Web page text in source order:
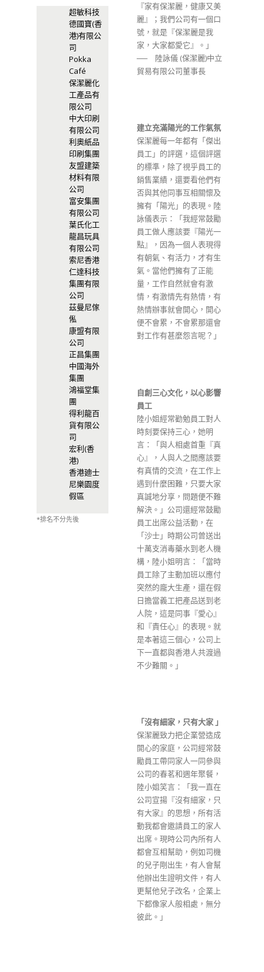
超敏科技
德國寶(香
港)有限公
司
Pokka
Café
保潔麗化
工產品有
限公司
中大印刷
有限公司
利奧紙品
印刷集團
友盟建築
材料有限
公司
富安集團
有限公司
葉氏化工
龍昌玩具
有限公司
索尼香港
仁達科技
集團有限
公司
茲曼尼傢
俬
康盟有限
公司
正昌集團
中國海外
集團
鴻福堂集
團
得利龍百
貨有限公
司
宏利(香
港)
香港廸士
尼樂園度
假區
*排名不分先後
『家有保潔麗，健康又美
麗』；我們公司有一個口
號，就是『保潔麗是我
家，大家都愛它』。」
── 陸詠儀 (保潔麗)中立
貿易有限公司董事長
建立充滿陽光的工作氣氛
保潔麗每一年都有「傑出
員工」的評選，這個評選
的標準，除了視乎員工的
銷售業績，還要看他們有
否與其他同事互相關懷及
擁有「陽光」的表現。陸
詠儀表示：「我經常鼓勵
員工做人應該要『陽光一
點』，因為一個人表現得
有朝氣、有活力，才有生
氣。當他們擁有了正能
量，工作自然就會有激
情，有激情先有熱情，有
熱情辦事就會開心，開心
便不會累，不會累那還會
對工作有甚麼怨言呢？」
自創三心文化，以心影響
員工
陸小姐經常勸勉員工對人
時刻要保持三心，她明
言：「與人相處首重『真
心』，人與人之間應該要
有真情的交流，在工作上
遇到什麼困難，只要大家
真誠地分享，問題便不難
解決。」公司還經常鼓勵
員工出席公益活動，在
「沙士」時期公司曾送出
十萬支消毒藥水到老人機
構，陸小姐明言：「當時
員工除了主動加班以應付
突然的龐大生產，還在假
日擔當義工把產品送到老
人院，這是同事『愛心』
和『責任心』的表現。就
是本著這三個心，公司上
下一直都與香港人共渡過
不少難關。」
「沒有細家，只有大家 」
保潔麗致力把企業營造成
開心的家庭，公司經常鼓
勵員工帶同家人一同參與
公司的春茗和週年聚餐，
陸小姐笑言：「我一直在
公司宣揚『沒有細家，只
有大家』的思想，所有活
動我都會邀請員工的家人
出席。現時公司內所有人
都會互相幫助，例如司機
的兒子剛出生，有人會幫
他辦出生證明文件，有人
更幫他兒子改名，企業上
下都像家人般相處，無分
彼此。」